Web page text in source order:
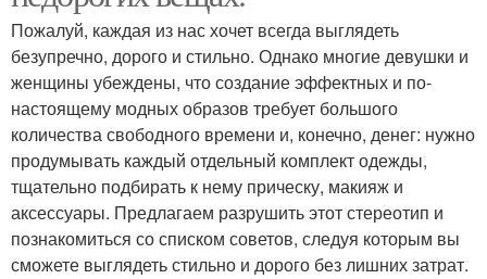
Пожалуй, каждая из нас хочет всегда выглядеть
безупречно, дорого и стильно. Однако многие девушки и
женщины убеждены, что создание эффектных и по-
настоящему модных образов требует большого
количества свободного времени и, конечно, денег: нужно
продумывать каждый отдельный комплект одежды,
тщательно подбирать к нему прическу, макияж и
аксессуары. Предлагаем разрушить этот стереотип и
познакомиться со списком советов, следуя которым вы
сможете выглядеть стильно и дорого без лишних затрат.